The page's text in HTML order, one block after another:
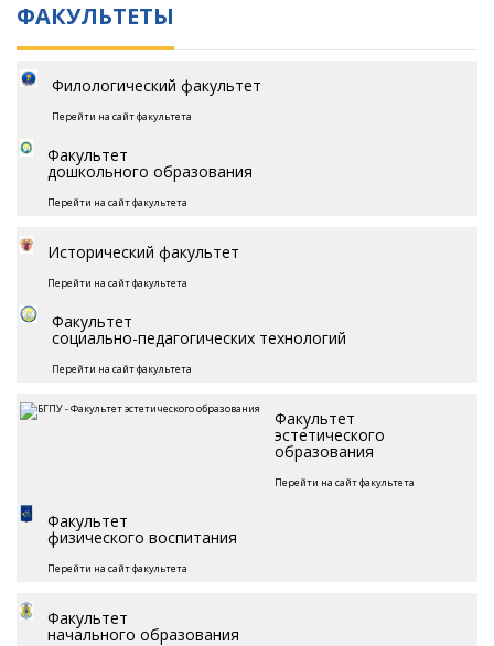
ФАКУЛЬТЕТЫ
Филологический факультет
Перейти на сайт факультета
Факультет
дошкольного образования
Перейти на сайт факультета
Исторический факультет
Перейти на сайт факультета
Факультет
социально-педагогических технологий
Перейти на сайт факультета
Факультет
эстетического
образования
Перейти на сайт факультета
Факультет
физического воспитания
Перейти на сайт факультета
Факультет
начального образования